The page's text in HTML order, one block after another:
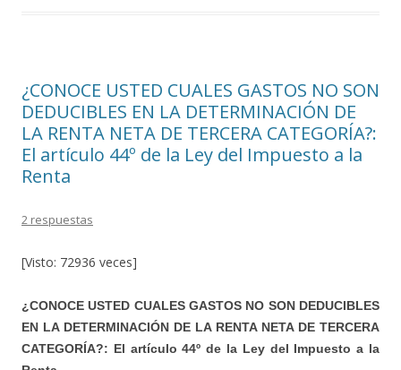
¿CONOCE USTED CUALES GASTOS NO SON
DEDUCIBLES EN LA DETERMINACIÓN DE
LA RENTA NETA DE TERCERA CATEGORÍA?:
El artículo 44º de la Ley del Impuesto a la
Renta
2 respuestas
[Visto: 72936 veces]
¿CONOCE USTED CUALES GASTOS NO SON DEDUCIBLES
EN LA DETERMINACIÓN DE LA RENTA NETA DE TERCERA
CATEGORÍA?: El artículo 44º de la Ley del Impuesto a la